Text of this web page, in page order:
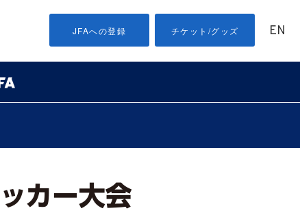
JFAへの登録 チケット/グッズ EN